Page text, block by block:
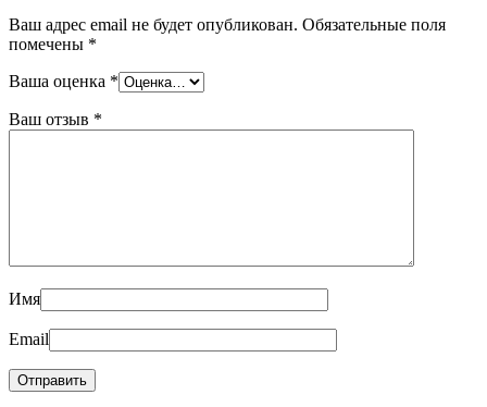
Ваш адрес email не будет опубликован. Обязательные поля
помечены *
Ваша оценка *
Ваш отзыв *
Имя
Email